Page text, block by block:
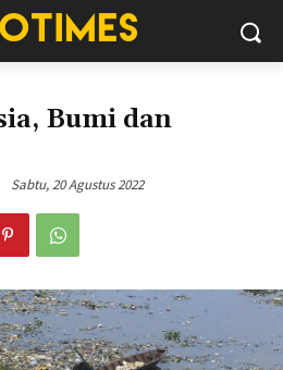
Bumi dan
Sabtu, 20 Agustus 2022